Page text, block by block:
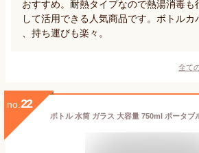
おすすめ。耐熱タイプなので熱湯消毒も
して活用できる人気商品です。ボトル
、持ち運びも楽々。
全て
no. 22